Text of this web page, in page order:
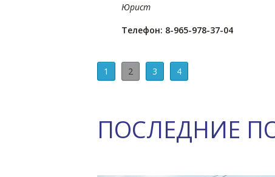
Юрист
Телефон: 8-965-978-37-04
1 2 3 4
ПОСЛЕДНИЕ